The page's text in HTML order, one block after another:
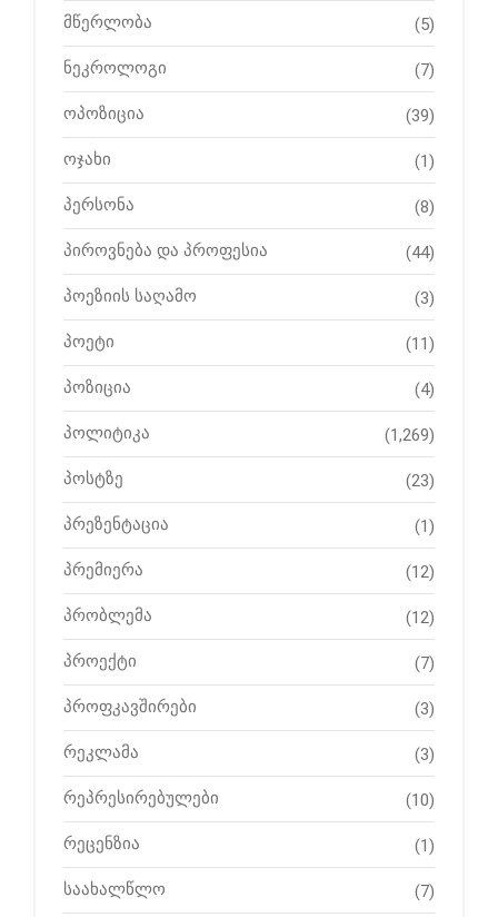
მწერლობა (5)
ნეკროლოგი (7)
ოპოზიცია (39)
ოჯახი (1)
პერსონა (8)
პიროვნება და პროფესია (44)
პოეზიის საღამო (3)
პოეტი (11)
პოზიცია (4)
პოლიტიკა (1,269)
პოსტზე (23)
პრეზენტაცია (1)
პრემიერა (12)
პრობლემა (12)
პროექტი (7)
პროფკავშირები (3)
რეკლამა (3)
რეპრესირებულები (10)
რეცენზია (1)
საახალწლო (7)